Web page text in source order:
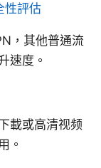
性評估
，其他普通流
速度。
載或高清视频
。